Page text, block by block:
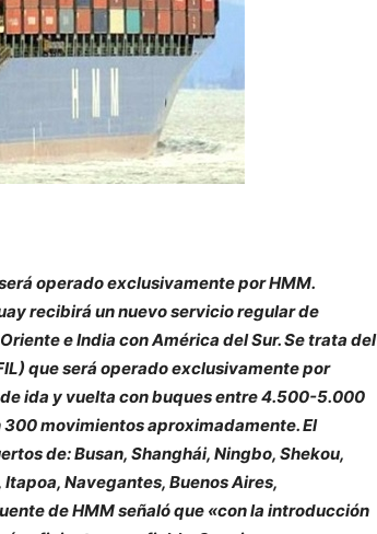
operado exclusivamente por HMM.
recibirá un nuevo servicio regular de
e India con América del Sur. Se trata del
que será operado exclusivamente por
ida y vuelta con buques entre 4.500-5.000
movimientos aproximadamente. El
de: Busan, Shanghái, Ningbo, Shekou,
Navegantes, Buenos Aires,
de HMM señaló que «con la introducción